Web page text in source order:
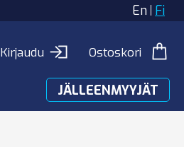
En Fi
Kirjaudu Ostoskori
JÄLLEENMYYJÄT